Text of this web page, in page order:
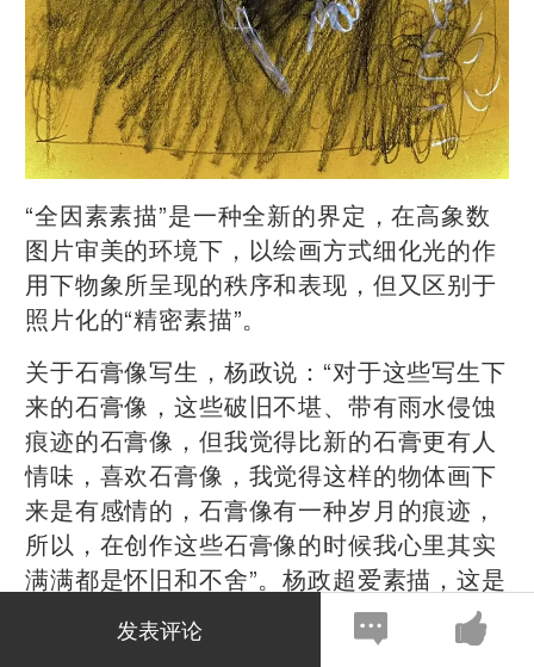
“全因素素描”是一种全新的界定，在高象数
图片审美的环境下，以绘画方式细化光的作
用下物象所呈现的秩序和表现，但又区别于
照片化的“精密素描”。
关于石膏像写生，杨政说：“对于这些写生下
来的石膏像，这些破旧不堪、带有雨水侵蚀
痕迹的石膏像，但我觉得比新的石膏更有人
情味，喜欢石膏像，我觉得这样的物体画下
来是有感情的，石膏像有一种岁月的痕迹，
所以，在创作这些石膏像的时候我心里其实
满满都是怀旧和不舍”。杨政超爱素描，这是
一种情愫，这样的语言形式让艺术家兴奋，
鼓励着艺术家不断摸索。
发表评论